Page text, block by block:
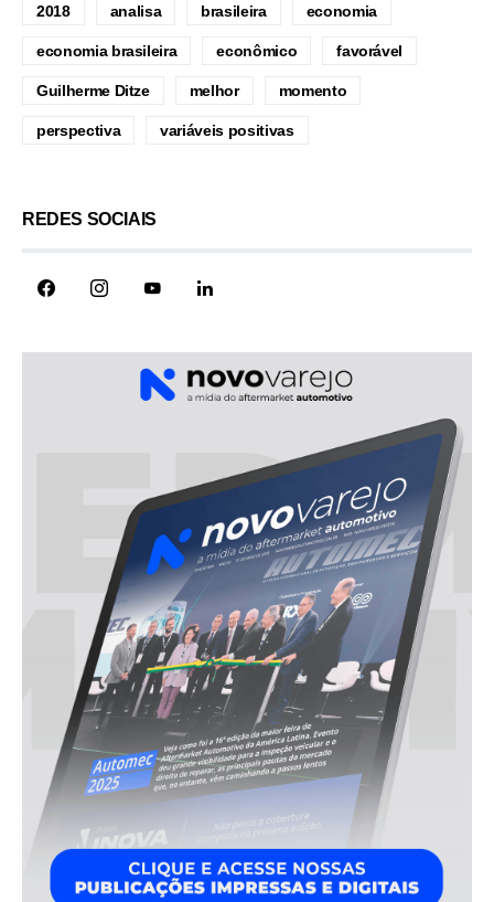
2018 analisa brasileira economia
economia brasileira econômico favorável
Guilherme Ditze melhor momento
perspectiva variáveis positivas
REDES SOCIAIS